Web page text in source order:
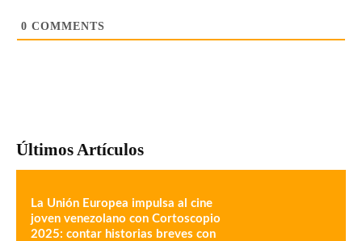
0 COMMENTS
Últimos Artículos
La Unión Europea impulsa al cine
joven venezolano con Cortoscopio
2025: contar historias breves con